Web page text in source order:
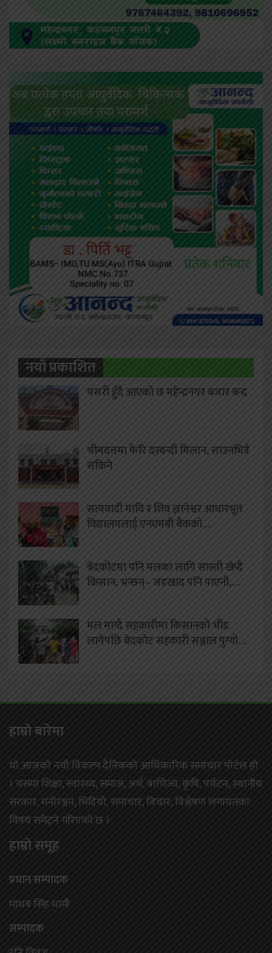
नयाँ प्रकाशित
यसरी हुँदै आएको छ महेन्द्रनगर बजार बन्द
भीमदत्तमा फेरि दरबन्दी मिलान, साउनभित्रै
सकिने
सत्यवादी मावि र शिव ज्ञानेश्वर आधारभूत
विद्यालयलाई एनएमबी बैंकको…
बेदकोटमा पनि मलका लागि सास्ती खेप्दै
किसान, भन्छन्– जडखाद पनि पाएनौ,…
मल माग्दै सहकारीमा किसानको भीड
लागेपछि बेदकोट सहकारी सञ्जाल पुग्यो…
हाम्राे बारेमा
यो आजको नयाँ विकल्प दैनिकको आधिकारिक समाचार पोर्टल हो
। यसमा शिक्षा, स्वास्थ्य, समाज, अर्थ, बाणिज्य, कृषि, पर्यटन, स्थानीय
सरकार, मनोरञ्जन, भिडियो, समाचार, विचार, विश्लेषण लगायतका
विषय समेट्ने गरिएको छ ।
हाम्राे समूह
प्रधान सम्पादक
माधब सिंह धामी
सम्पादक